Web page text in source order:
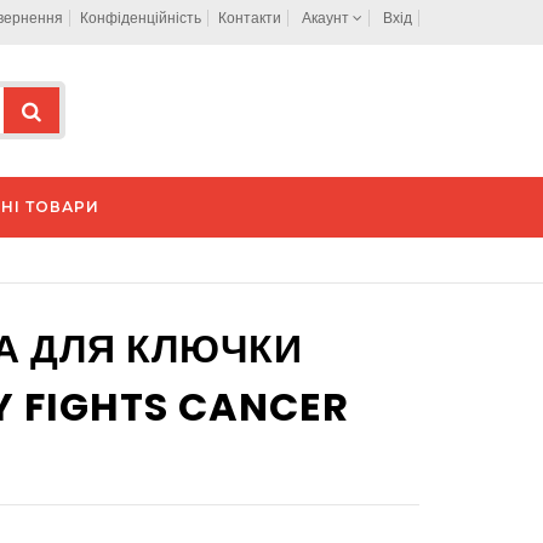
Конфіденційність Контакти Акаунт Вхід
ТОВАРИ
ДЛЯ КЛЮЧКИ
FIGHTS CANCER